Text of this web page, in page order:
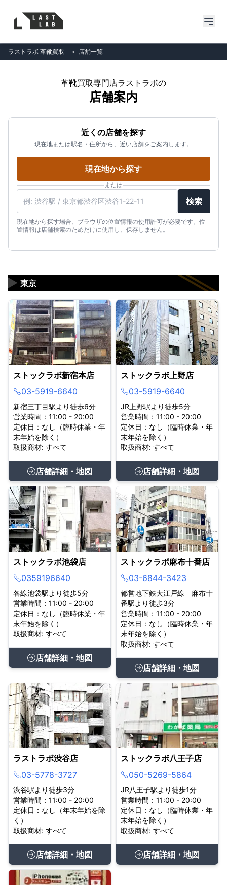
ラストラボ 革靴買取 ＞ 店舗一覧
革靴買取専門店ラストラボの
店舗案内
近くの店舗を探す
現在地または駅名・住所から、近い店舗をご案内します。
現在地から探す
または
検索
現在地から探す場合、ブラウザの位置情報の使用許可が必要です。位
置情報は店舗検索のためだけに使用し、保存しません。
東京
▶
ストックラボ新宿本店
03-5919-6640
新宿三丁目駅より徒歩6分
営業時間：11:00 - 20:00
定休日：なし（臨時休業・年
末年始を除く）
取扱商材: すべて
店舗詳細・地図
ストックラボ上野店
03-5919-6640
JR上野駅より徒歩5分
営業時間：11:00 - 20:00
定休日：なし（臨時休業・年
末年始を除く）
取扱商材: すべて
店舗詳細・地図
ストックラボ池袋店
0359196640
各線池袋駅より徒歩5分
営業時間：11:00 - 20:00
定休日：なし（臨時休業・年
末年始を除く）
取扱商材: すべて
店舗詳細・地図
ストックラボ麻布十番店
03-6844-3423
都営地下鉄大江戸線 麻布十
番駅より徒歩3分
営業時間：11:00 - 20:00
定休日：なし（臨時休業・年
末年始を除く）
取扱商材: すべて
店舗詳細・地図
ラストラボ渋谷店
03-5778-3727
渋谷駅より徒歩3分
営業時間：11:00 - 20:00
定休日：なし（年末年始を除
く）
取扱商材: すべて
店舗詳細・地図
ストックラボ八王子店
050-5269-5864
JR八王子駅より徒歩1分
営業時間：11:00 - 20:00
定休日：なし（臨時休業・年
末年始を除く）
取扱商材: すべて
店舗詳細・地図